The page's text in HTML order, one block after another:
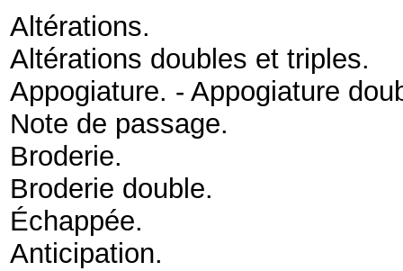
Altérations.
Altérations doubles et triples.
Appogiature. - Appogiature
Note de passage.
Broderie.
Broderie double.
Échappée.
Anticipation.